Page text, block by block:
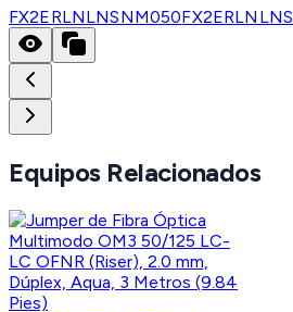
FX2ERLNLNSNM050
Equipos Relacionados